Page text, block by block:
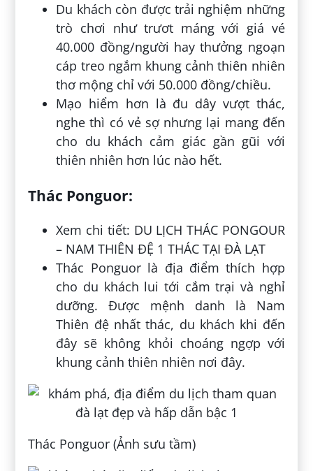
Du khách còn được trải nghiệm những
trò chơi như trươt máng với giá vé
40.000 đồng/người hay thưởng ngoạn
cáp treo ngắm khung cảnh thiên nhiên
thơ mộng chỉ với 50.000 đồng/chiều.
Mạo hiểm hơn là đu dây vượt thác,
nghe thì có vẻ sợ nhưng lại mang đến
cho du khách cảm giác gần gũi với
thiên nhiên hơn lúc nào hết.
Thác Ponguor:
Xem chi tiết: DU LỊCH THÁC PONGOUR
– NAM THIÊN ĐỆ 1 THÁC TẠI ĐÀ LẠT
Thác Ponguor là địa điểm thích hợp
cho du khách lui tới cắm trại và nghỉ
dưỡng. Được mệnh danh là Nam
Thiên đệ nhất thác, du khách khi đến
đây sẽ không khỏi choáng ngợp với
khung cảnh thiên nhiên nơi đây.
Thác Ponguor (Ảnh sưu tầm)